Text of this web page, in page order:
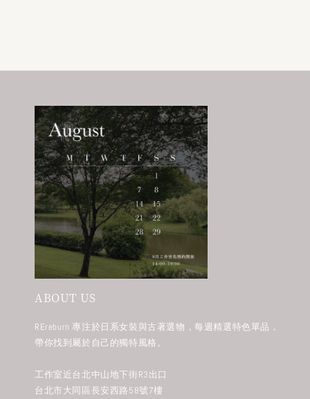
ABOUT US
REreburn 專注於日系女裝與古著選物，每週精選特色單品，
帶你找到屬於自己的獨特風格。
工作室近台北中山地下街R3出口
台北市大同區長安西路58號7樓